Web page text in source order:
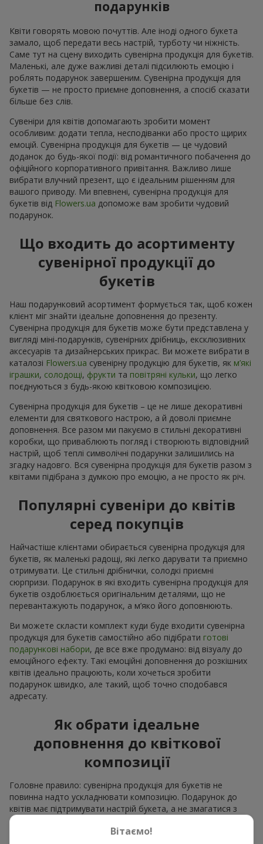
подарунків
Квіти говорять мовою почуттів. Але іноді одного букета
замало, щоб передати весь настрій, турботу чи ніжність.
Саме тут на сцену виходить сувенірна продукція для букетів.
Маленькі, але дуже важливі деталі підсилюють емоцію і
роблять подарунок завершеним. Сувенірна продукція для
букетів — не просто приємне доповнення, а спосіб сказати
більше без слів.
Сувеніри для квітів допомагають зробити момент
особливим: додати тепла, несподіванки або просто щирих
емоцій. Сувенірна продукція для букетів — це чудовий
доданок до будь-якої події: від романтичного побачення до
офіційного корпоративного привітання. Важливо лише
вибрати влучний презент, що є ідеальним рішенням для
вашого приводу. Ми впевнені, сувенірна продукція для
букетів від Flowers.ua допоможе вам зробити чудовий
подарунок.
Що входить до асортименту
сувенірної продукції до
букетів
Наш подарунковий асортимент формується так, щоб кожен
клієнт міг знайти ідеальне доповнення до презенту.
Сувенірна продукція для букетів може бути представлена у
вигляді міні-подарунків, сувенірних дрібниць, ексклюзивних
аксесуарів та дизайнерських прикрас. Ви можете вибрати в
каталозі Flowers.ua cувенірну продукцію для букетів, як м’які
іграшки, солодощі, фрукти та повітряні кульки, що легко
поєднуються з будь-якою квітковою композицією.
Сувенірна продукція для букетів – це не лише декоративні
елементи для святкового настрою, а й доволі приємне
доповнення. Все разом ми пакуємо в стильні декоративні
коробки, що приваблюють погляд і створюють відповідний
настрій, щоб теплі символічні подарунки залишились на
згадку надовго. Вся сувенірна продукція для букетів разом з
квітами підібрана з думкою про емоцію, а не просто як річ.
Популярні сувеніри до квітів
серед покупців
Найчастіше клієнтами обирається сувенірна продукція для
букетів, як маленькі радощі, які легко дарувати та приємно
отримувати. Це стильні дрібнички, солодкі приємні
сюрпризи. Подарунок в які входить сувенірна продукція для
букетів оздоблюється оригінальним деталями, що не
перевантажують подарунок, а м’яко його доповнюють.
Ви можете скласти комплект куди буде входити сувенірна
продукція для букетів самостійно або підібрати готові
подарункові набори, де все вже продумано: від візуалу до
емоційного ефекту. Такі емоційні доповнення до розкішних
квітів ідеально працюють, коли хочеться зробити
подарунок швидко, але такий, щоб точно сподобався
адресату.
Як обрати ідеальне
доповнення до квіткової
композиції
Головне правило: сувенірна продукція для букетів не
повинна надто ускладнювати композицію. Подарунок до
квітів має підтримувати настрій букета, а не змагатися з
ним. Для ніжних композицій підійде сувенірна продукція для
букетів, як легкі символічні додатки та легкі елементи
Вітаємо!